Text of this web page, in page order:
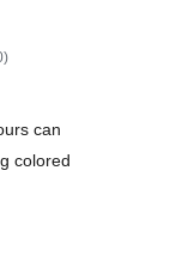
total
ratings
)
can
colored